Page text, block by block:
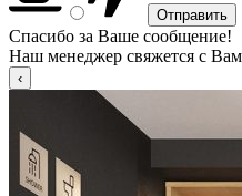
Спасибо за Ваше сообщение!
Наш менеджер свяжется с